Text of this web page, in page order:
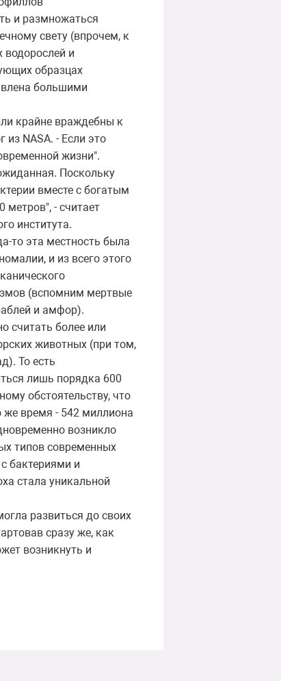
и размножаться
свету (впрочем, к
и
образцах
большими
крайне враждебны к
NASA. - Если это
жизни".
Поскольку
вместе с богатым
метров", - считает
института.
то эта местность была
и из всего этого
(вспомним мертвые
и амфор).
считать более или
животных (при том,
То есть
лишь порядка 600
обстоятельству, что
же время - 542 миллиона
возникло
типов современных
бактериями и
стала уникальной
развиться до своих
сразу же, как
возникнуть и